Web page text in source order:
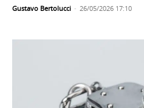
Gustavo Bertolucci - 26/05/2026 17:10